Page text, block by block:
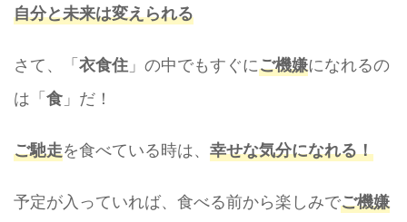
自分と未来は変えられる
さて、「衣食住 」の中でもすぐにご機嫌になれるの
は「食 」だ！
ご馳走を食べている時は、 幸せな気分になれる！
予定が入っていれば、食べる前から楽しみでご機嫌